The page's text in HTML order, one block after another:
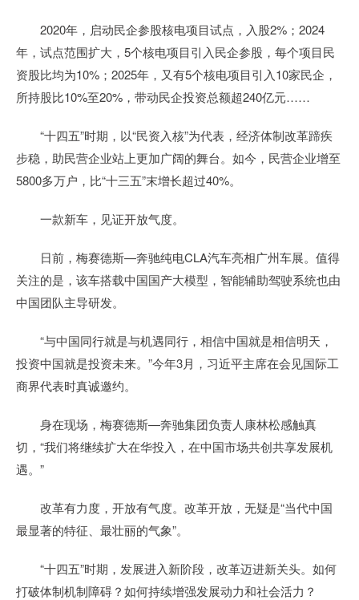
2020年，启动民企参股核电项目试点，入股2%；2024
年，试点范围扩大，5个核电项目引入民企参股，每个项目民
资股比均为10%；2025年，又有5个核电项目引入10家民企，
所持股比10%至20%，带动民企投资总额超240亿元……
“十四五”时期，以“民资入核”为代表，经济体制改革蹄疾
步稳，助民营企业站上更加广阔的舞台。如今，民营企业增至
5800多万户，比“十三五”末增长超过40%。
一款新车，见证开放气度。
日前，梅赛德斯—奔驰纯电CLA汽车亮相广州车展。值得
关注的是，该车搭载中国国产大模型，智能辅助驾驶系统也由
中国团队主导研发。
“与中国同行就是与机遇同行，相信中国就是相信明天，
投资中国就是投资未来。”今年3月，习近平主席在会见国际工
商界代表时真诚邀约。
身在现场，梅赛德斯—奔驰集团负责人康林松感触真
切，“我们将继续扩大在华投入，在中国市场共创共享发展机
遇。”
改革有力度，开放有气度。改革开放，无疑是“当代中国
最显著的特征、最壮丽的气象”。
“十四五”时期，发展进入新阶段，改革迈进新关头。如何
打破体制机制障碍？如何持续增强发展动力和社会活力？